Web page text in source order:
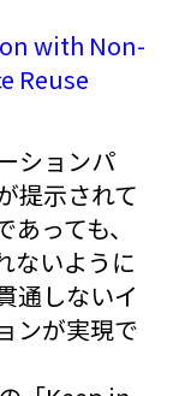
with Non-
Reuse
ションパ
提示されて
っても、
ないように
通しないイ
ンが実現で